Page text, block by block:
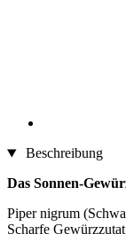
Beschreibung
Das Sonnen-
Piper nigrum
Scharfe